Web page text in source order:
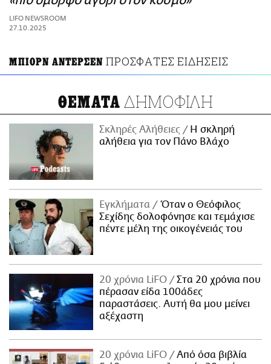
ΑΜΠΑ
PRINT
LIFO NEWSROOM
27.10.2025
ΜΠΙΟΡΝ ΑΝΤΕΡΣΕΝ ΠΡΟΣΦΑΤΕΣ ΕΙΔΗΣΕΙΣ
ΘΕΜΑΤΑ ΔΗΜΟΦΙΛΗ
Σκληρές Αλήθειες
H σκληρή
αλήθεια για τον Πάνο Βλάχο
Εγκλήματα
Όταν ο Θεόφιλος
Σεχίδης δολοφόνησε και τεμάχισε
πέντε μέλη της οικογένειάς του
20 χρόνια LiFO
Στα 20 χρόνια που
πέρασαν είδα 100άδες
παραστάσεις. Αυτή θα μου μείνει
αξέχαστη
20 χρόνια LiFO
Από όσα βιβλία